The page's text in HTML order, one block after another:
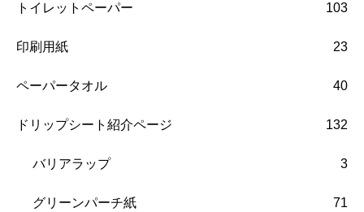
トイレットペーパー 103
印刷用紙 23
ペーパータオル 40
ドリップシート紹介ページ 132
バリアラップ 3
グリーンパーチ紙 71